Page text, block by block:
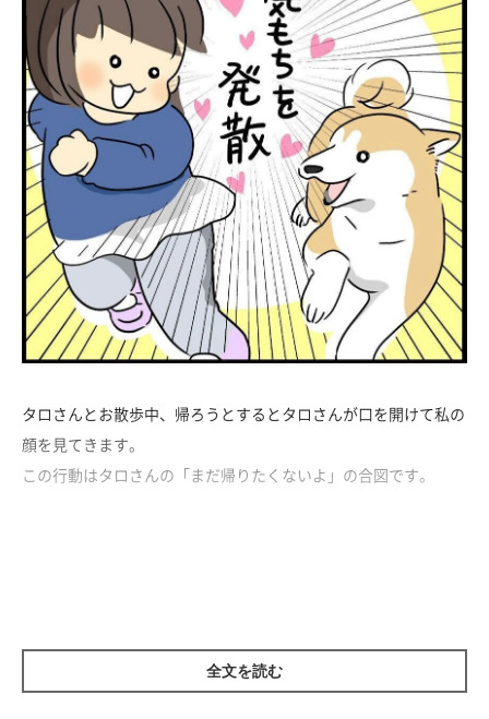
タロさんとお散歩中、帰ろうとするとタロさんが口を開けて私の
顔を見てきます。
この行動はタロさんの「まだ帰りたくないよ」の合図です。
全文を読む